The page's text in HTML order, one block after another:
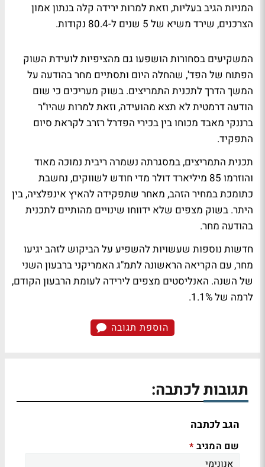
המניות הגיב בעליות, וזאת למרות ירידה קלה בנתון אמון
הצרכנים, שירד משיא של 5 שנים ל-80.4 נקודות.
המשקיעים בסחורות הושפעו גם מהציפיות לועידת השוק
הפתוח של הפד', שהחלה היום ותסתיים מחר בהודעה על
המשך הדרך לתכנית התמריצים. בשוק מעריכים כי שום
הודעה דרמטית לא תצא מהועידה, וזאת למרות שהיו"ר
ברננקי מאבד מכוחובין בכירי הפדרל רזרב לקראת סיום
התפקיד.
תכנית התמריצים, במסגרתה נשמרה ריבית נמוכה מאוד
והוזרמו 85 מיליארד דולר מדי חודש לשווקים, נחשבת
כתומכת במחיר הזהב, מאחר שתפקידה להאיץ אינפלציה, בין
היתר. בשוק מצפים שלא ידווחו שינויים מהותיים לתכנית
בהודעה מחר.
חדשות נוספות שעשויות להשפיע על הביקוש לזהב יגיעו
מחר, עם הקריאה הראשונה לתמ"ג האמריקני ברבעון השני
של השנה. האנליסטים מצפים לירידה לעומת הרבעון הקודם,
לרמה של 1.1%.
הוספת תגובה
תגובות לכתבה:
הגב לכתבה
שם המגיב *